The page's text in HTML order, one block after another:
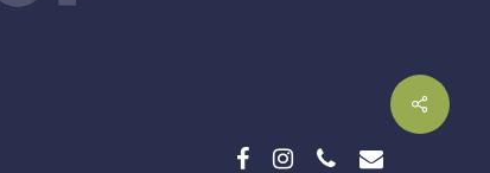
facebookinstagramphoneemail